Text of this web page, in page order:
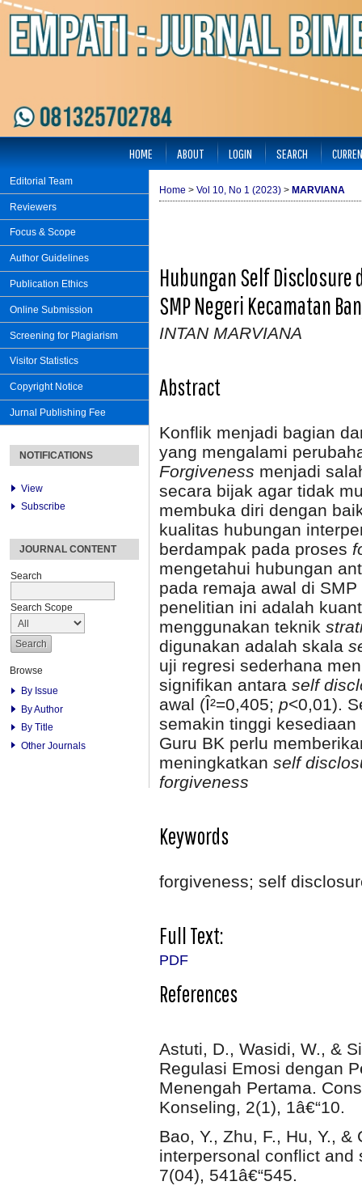
Editorial Team
Reviewers
Focus & Scope
Author Guidelines
Publication Ethics
Online Submission
Screening for Plagiarism
Visitor Statistics
Copyright Notice
Jurnal Publishing Fee
NOTIFICATIONS
View
Subscribe
JOURNAL CONTENT
Search
Search Scope
Browse
By Issue
By Author
By Title
Other Journals
HOME ABOUT LOGIN SEARCH
Home > Vol 10, No 1 (2023) > MARVIANA
Hubungan Self Disclosure
SMP Negeri Kecamatan
INTAN MARVIANA
Abstract
Konflik menjadi bagian
yang mengalami
Forgiveness menjadi
secara bijak agar tidak
membuka diri dengan
kualitas hubungan
berdampak pada proses
mengetahui hubungan
pada remaja awal di
penelitian ini adalah
menggunakan teknik
digunakan adalah skala
uji regresi sederhana
signifikan antara self
awal (Î²=0,405; p<0,01).
semakin tinggi
Guru BK perlu
meningkatkan self
forgiveness
Keywords
forgiveness; self
Full Text:
PDF
References
Astuti, D., Wasidi, W., &
Regulasi Emosi dengan
Menengah Pertama.
Konseling, 2(1), 1â€“10.
Bao, Y., Zhu, F., Hu, Y.,
interpersonal conflict and
7(04), 541â€“545.